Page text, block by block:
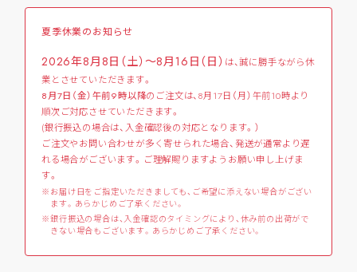
夏季休業のお知らせ
2026年8月8日（土）～8月16日（日） は、誠に勝手ながら休
業とさせていただきます。
8月7日（金）午前9時以降のご注文は、8月17日（月）午前10時より
順次ご対応させていただきます。
(銀行振込の場合は、入金確認後の対応となります。）
ご注文やお問い合わせが多く寄せられた場合、発送が通常より遅
れる場合がございます。ご理解賜りますようお願い申し上げま
す。
お届け日をご指定いただきましても、ご希望に添えない場合がござい
ます。あらかじめご了承ください。
銀行振込の場合は、入金確認のタイミングにより、休み前の出荷がで
きない場合もございます。あらかじめご了承ください。